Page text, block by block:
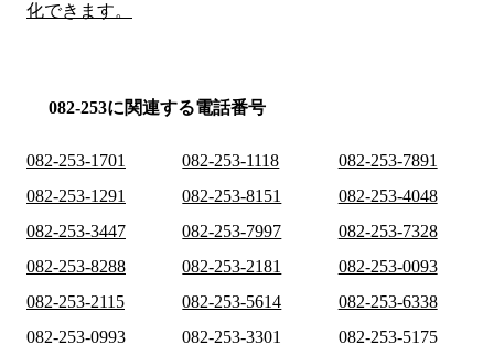
化できます。
082-253に関連する電話番号
082-253-1701 082-253-1118
082-253-7891
082-253-1291
082-253-8151
082-253-4048
082-253-3447
082-253-7997
082-253-7328
082-253-8288
082-253-2181
082-253-0093
082-253-2115
082-253-5614
082-253-6338
082-253-0993
082-253-3301 082-253-5175